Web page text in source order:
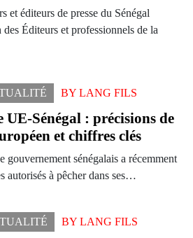
et éditeurs de presse du Sénégal
Éditeurs et professionnels de la
BY LANG FILS
UE-Sénégal : précisions de
et chiffres clés
gouvernement sénégalais a récemment
autorisés à pêcher dans ses…
BY LANG FILS